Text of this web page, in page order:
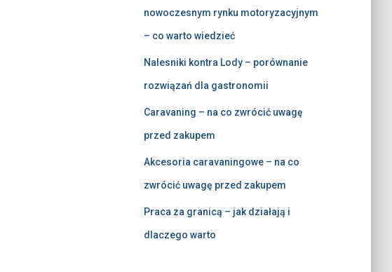
nowoczesnym rynku motoryzacyjnym
– co warto wiedzieć
Nalesniki kontra Lody – porównanie
rozwiązań dla gastronomii
Caravaning – na co zwrócić uwagę
przed zakupem
Akcesoria caravaningowe – na co
zwrócić uwagę przed zakupem
Praca za granicą – jak działają i
dlaczego warto